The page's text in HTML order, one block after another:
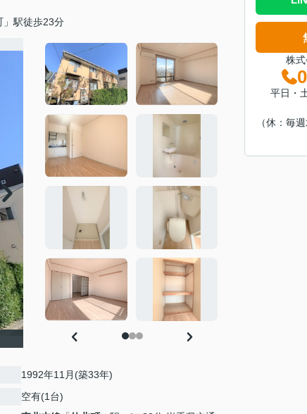
」駅徒歩23分
1992年11月(築33年)
空有(1台)
株
平日・
（休：毎